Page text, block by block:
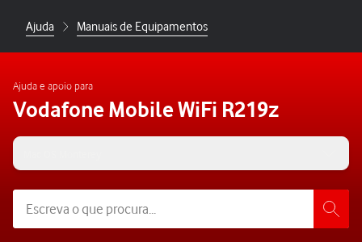
Ajuda Manuais de Equipamentos
Ajuda e apoio para
Vodafone Mobile WiFi R219z